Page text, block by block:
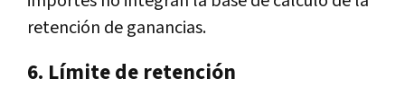
retención de ganancias.
6. Límite de retención